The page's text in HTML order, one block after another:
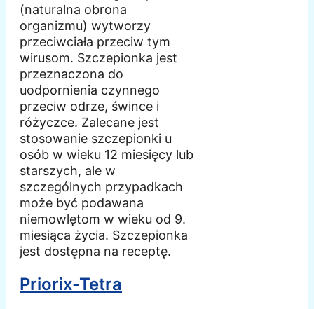
(naturalna obrona
organizmu) wytworzy
przeciwciała przeciw tym
wirusom. Szczepionka jest
przeznaczona do
uodpornienia czynnego
przeciw odrze, śwince i
różyczce. Zalecane jest
stosowanie szczepionki u
osób w wieku 12 miesięcy lub
starszych, ale w
szczególnych przypadkach
może być podawana
niemowlętom w wieku od 9.
miesiąca życia. Szczepionka
jest dostępna na receptę.
Priorix-Tetra